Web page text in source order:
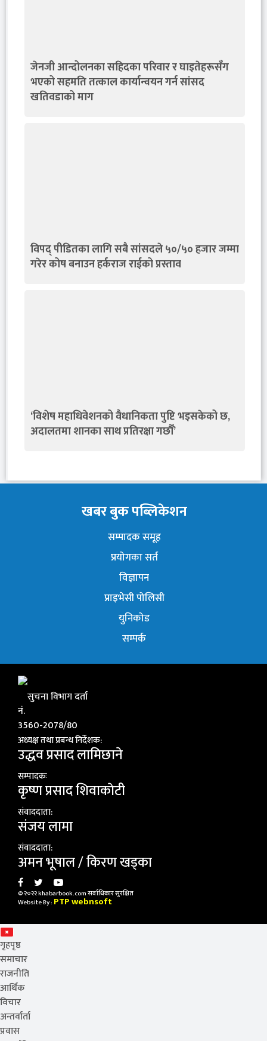
जेनजी आन्दोलनका सहिदका परिवार र घाइतेहरूसँग
भएको सहमति तत्काल कार्यान्वयन गर्न सांसद
खतिवडाको माग
विपद् पीडितका लागि सबै सांसदले ५०/५० हजार जम्मा
गरेर कोष बनाउन हर्कराज राईको प्रस्ताव
‘विशेष महाधिवेशनको वैधानिकता पुष्टि भइसकेको छ,
अदालतमा शानका साथ प्रतिरक्षा गर्छौं’
खबर बुक पब्लिकेशन
सम्पादक समूह
प्रयोगका सर्त
विज्ञापन
प्राइभेसी पोलिसी
युनिकोड
सम्पर्क
सुचना विभाग दर्ता
नं.
3560-2078/80
अध्यक्ष तथा प्रबन्ध निर्देशक:
उद्धव प्रसाद लामिछाने
सम्पादकः
कृष्ण प्रसाद शिवाकाेटी
संवाददाता:
संजय लामा
संवाददाता:
अमन भूषाल / किरण खड्का
© २०२२ khabarbook.com सर्वाधिकार सुरक्षित
Website By : PTP webnsoft
गृहपृष्ठ
समाचार
राजनीति
आर्थिक
विचार
अन्तर्वार्ता
प्रवास